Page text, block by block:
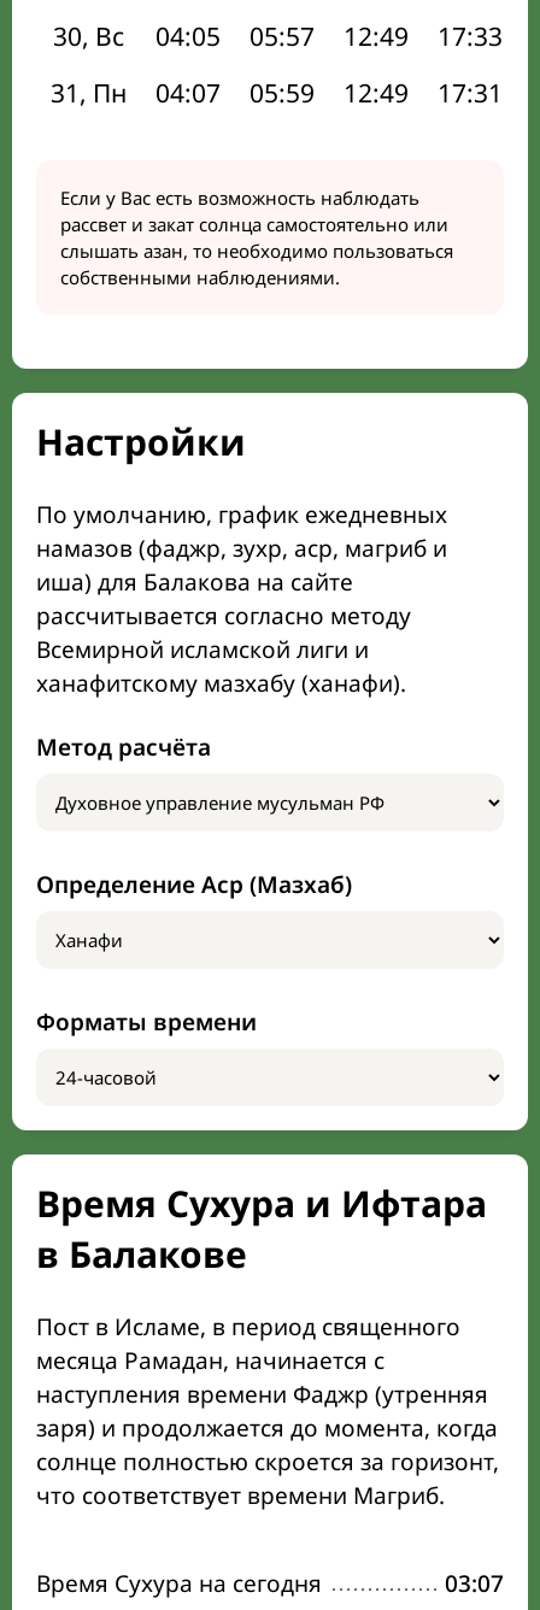
30, Вс
04:05 05:57 12:49 17:33
31, Пн
04:07 05:59 12:49 17:31
Если у Вас есть возможность наблюдать
рассвет и закат солнца самостоятельно или
слышать азан, то необходимо пользоваться
собственными наблюдениями.
Настройки
По умолчанию, график ежедневных
намазов (фаджр, зухр, аср, магриб и
иша) для Балакова на сайте
рассчитывается согласно методу
Всемирной исламской лиги и
ханафитскому мазхабу (ханафи).
Метод расчёта
Определение Аср (Мазхаб)
Форматы времени
Время Сухура и Ифтара
в Балакове
Пост в Исламе, в период священного
месяца Рамадан, начинается с
наступления времени Фаджр (утренняя
заря) и продолжается до момента, когда
солнце полностью скроется за горизонт,
что соответствует времени Магриб.
Время Сухура на сегодня 03:07